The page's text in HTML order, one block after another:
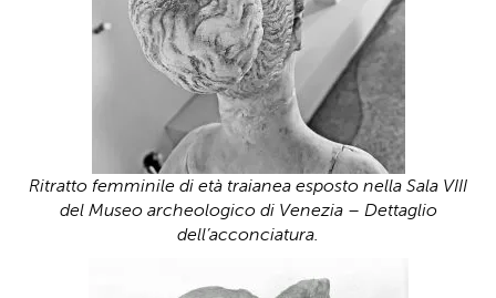
Ritratto femminile di età traianea esposto nella Sala VIII
del Museo archeologico di Venezia – Dettaglio
dell’acconciatura.